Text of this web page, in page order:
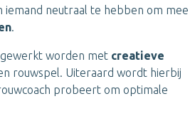
neutraal te hebben om mee
.
gewerkt worden met creatieve
rouwspel. Uiteraard wordt hierbij
probeert om optimale